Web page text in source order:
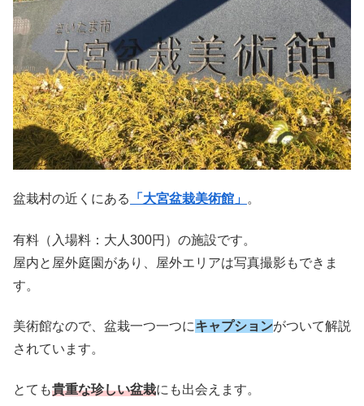
盆栽村の近くにある 「大宮盆栽美術館」 。
有料（入場料：大人300円）の施設です。
屋内と屋外庭園があり、屋外エリアは写真撮影もできま
す。
美術館なので、盆栽一つ一つにキャプションがついて解説
されています。
とても貴重な珍しい盆栽にも出会えます。